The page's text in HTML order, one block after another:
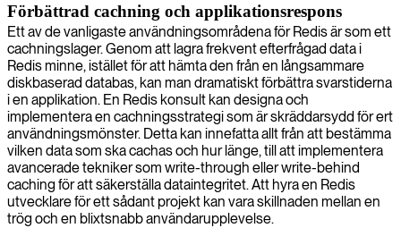
Förbättrad cachning och applikationsrespons
Ett av de vanligaste användningsområdena för Redis är som ett
cachningslager. Genom att lagra frekvent efterfrågad data i
Redis minne, istället för att hämta den från en långsammare
diskbaserad databas, kan man dramatiskt förbättra svarstiderna
i en applikation. En Redis konsult kan designa och
implementera en cachningsstrategi som är skräddarsydd för ert
användningsmönster. Detta kan innefatta allt från att bestämma
vilken data som ska cachas och hur länge, till att implementera
avancerade tekniker som write-through eller write-behind
caching för att säkerställa dataintegritet. Att hyra en Redis
utvecklare för ett sådant projekt kan vara skillnaden mellan en
trög och en blixtsnabb användarupplevelse.